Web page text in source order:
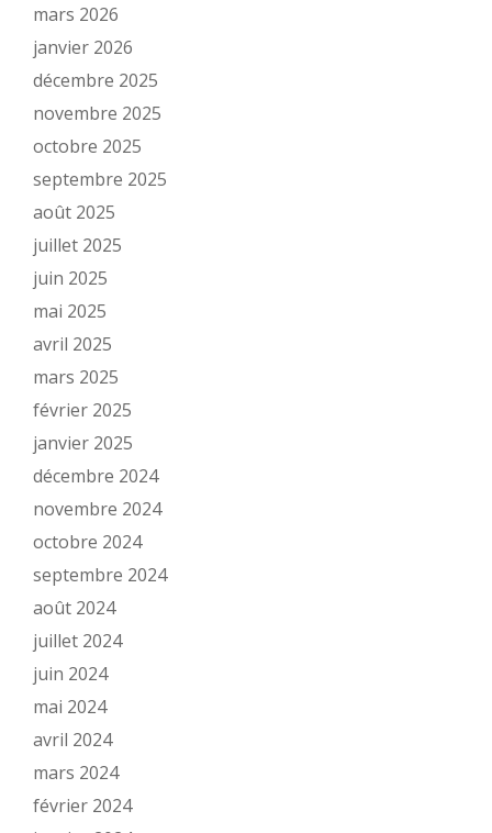
mars 2026
janvier 2026
décembre 2025
novembre 2025
octobre 2025
septembre 2025
août 2025
juillet 2025
juin 2025
mai 2025
avril 2025
mars 2025
février 2025
janvier 2025
décembre 2024
novembre 2024
octobre 2024
septembre 2024
août 2024
juillet 2024
juin 2024
mai 2024
avril 2024
mars 2024
février 2024